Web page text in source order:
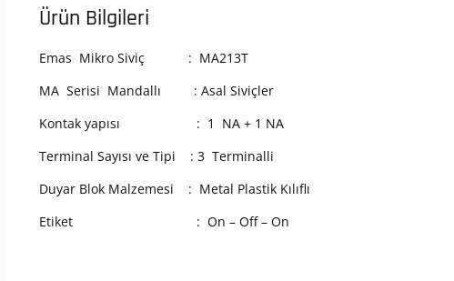
Ürün Bilgileri
Emas Mikro Siviç : MA213T
MA Serisi Mandallı : Asal Siviçler
Kontak yapısı : 1 NA + 1 NA
Terminal Sayısı ve Tipi : 3 Terminalli
Duyar Blok Malzemesi : Metal Plastik Kılıflı
Etiket : On – Off – On